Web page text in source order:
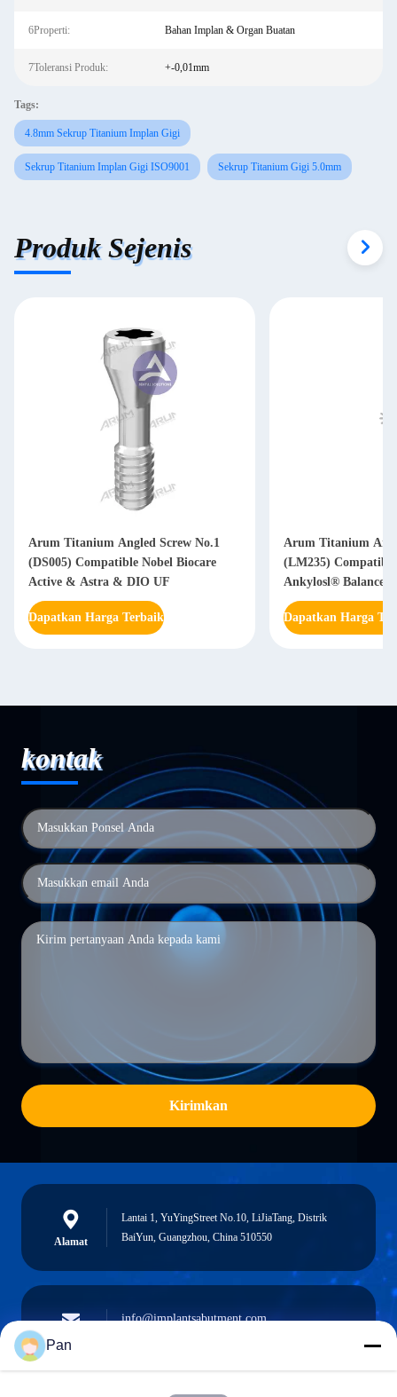
6Properti: Bahan Implan & Organ Buatan
7Toleransi Produk: +-0,01mm
Tags:
4.8mm Sekrup Titanium Implan Gigi
Sekrup Titanium Implan Gigi ISO9001 Sekrup Titanium Gigi 5.0mm
Produk Sejenis
Arum Titanium Angled Screw No.1
(DS005) Compatible Nobel Biocare
Active & Astra & DIO UF
Dapatkan Harga Terbaik
Arum Titanium
(LM235)
Ankylosl® Balance
Dapatkan Harga
kontak
Kirimkan
Alamat
Lantai 1, YuYingStreet No.10, LiJiaTang, Distrik
BaiYun, Guangzhou, China 510550
Surel
info@implantsabutment.com
Pan